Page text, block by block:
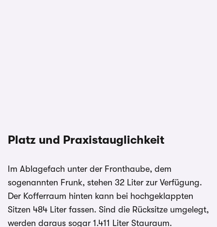
Platz und Praxistauglichkeit
Im Ablagefach unter der Fronthaube, dem
sogenannten Frunk, stehen 32 Liter zur Verfügung.
Der Kofferraum hinten kann bei hochgeklappten
Sitzen 484 Liter fassen. Sind die Rücksitze umgelegt,
werden daraus sogar 1.411 Liter Stauraum.